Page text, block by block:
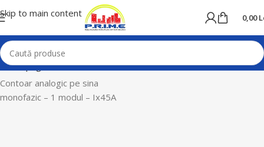
Skip to main content 0,00
Prima pagină Home Contori electrici
Contoar analogic pe sina
monofazic – 1 modul – Ix45A